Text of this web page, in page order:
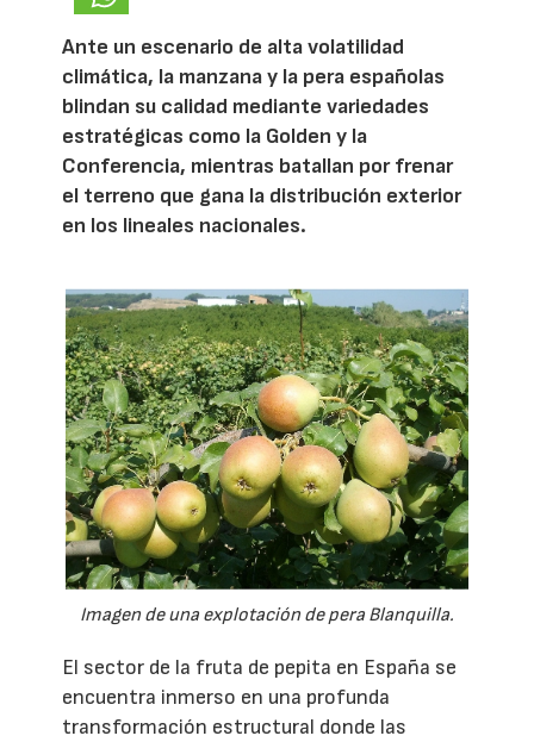
Ante un escenario de alta volatilidad
climática, la manzana y la pera españolas
blindan su calidad mediante variedades
estratégicas como la Golden y la
Conferencia, mientras batallan por frenar
el terreno que gana la distribución exterior
en los lineales nacionales.
Imagen de una explotación de pera Blanquilla.
El sector de la fruta de pepita en España se
encuentra inmerso en una profunda
transformación estructural donde las